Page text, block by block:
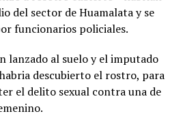
del sector de Huamalata y se
funcionarios policiales.
lanzado al suelo y el imputado
habria descubierto el rostro, para
el delito sexual contra una de